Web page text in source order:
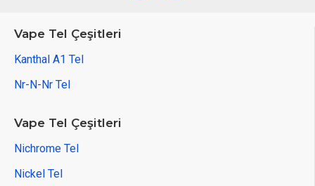
Vape Tel Çeşitleri
Kanthal A1 Tel
Nr-N-Nr Tel
Vape Tel Çeşitleri
Nichrome Tel
Nickel Tel